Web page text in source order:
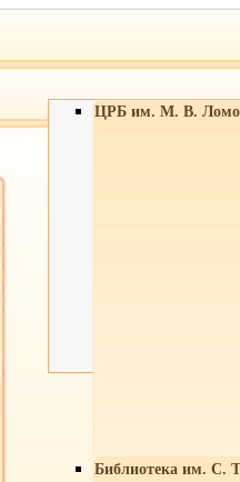
ЦРБ им. М. В.
Библиотека им. С.